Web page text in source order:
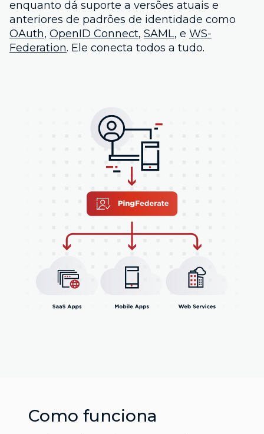
enquanto dá suporte a versões atuais e
anteriores de padrões de identidade como
OAuth, OpenID Connect, SAML, e WS-
Federation. Ele conecta todos a tudo.
Como funciona